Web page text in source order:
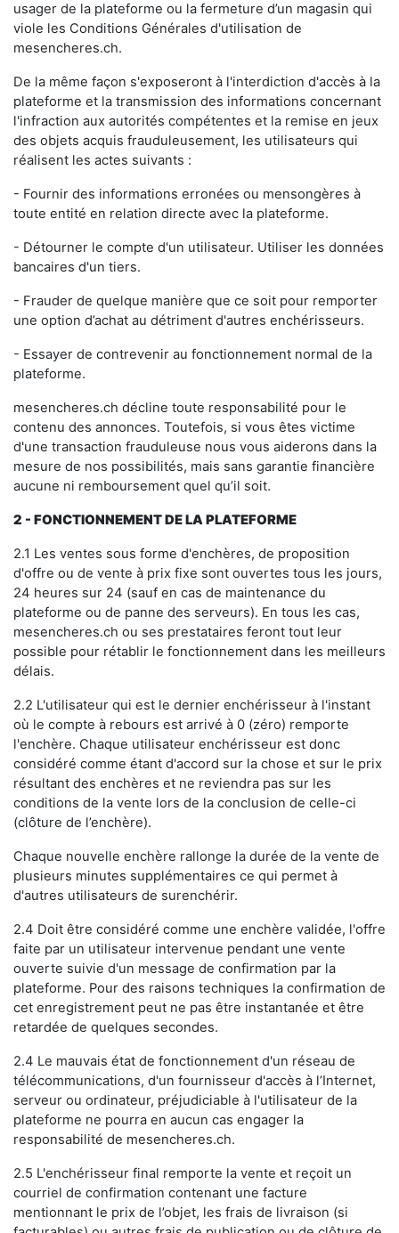
usager de la plateforme ou la fermeture d’un magasin qui
viole les Conditions Générales d'utilisation de
mesencheres.ch.
De la même façon s'exposeront à l'interdiction d'accès à la
plateforme et la transmission des informations concernant
l'infraction aux autorités compétentes et la remise en jeux
des objets acquis frauduleusement, les utilisateurs qui
réalisent les actes suivants :
- Fournir des informations erronées ou mensongères à
toute entité en relation directe avec la plateforme.
- Détourner le compte d'un utilisateur. Utiliser les données
bancaires d'un tiers.
- Frauder de quelque manière que ce soit pour remporter
une option d’achat au détriment d'autres enchérisseurs.
- Essayer de contrevenir au fonctionnement normal de la
plateforme.
mesencheres.ch décline toute responsabilité pour le
contenu des annonces. Toutefois, si vous êtes victime
d'une transaction frauduleuse nous vous aiderons dans la
mesure de nos possibilités, mais sans garantie financière
aucune ni remboursement quel qu’il soit.
2 - FONCTIONNEMENT DE LA PLATEFORME
2.1 Les ventes sous forme d'enchères, de proposition
d'offre ou de vente à prix fixe sont ouvertes tous les jours,
24 heures sur 24 (sauf en cas de maintenance du
plateforme ou de panne des serveurs). En tous les cas,
mesencheres.ch ou ses prestataires feront tout leur
possible pour rétablir le fonctionnement dans les meilleurs
délais.
2.2 L'utilisateur qui est le dernier enchérisseur à l'instant
où le compte à rebours est arrivé à 0 (zéro) remporte
l'enchère. Chaque utilisateur enchérisseur est donc
considéré comme étant d'accord sur la chose et sur le prix
résultant des enchères et ne reviendra pas sur les
conditions de la vente lors de la conclusion de celle-ci
(clôture de l’enchère).
Chaque nouvelle enchère rallonge la durée de la vente de
plusieurs minutes supplémentaires ce qui permet à
d'autres utilisateurs de surenchérir.
2.4 Doit être considéré comme une enchère validée, l'offre
faite par un utilisateur intervenue pendant une vente
ouverte suivie d'un message de confirmation par la
plateforme. Pour des raisons techniques la confirmation de
cet enregistrement peut ne pas être instantanée et être
retardée de quelques secondes.
2.4 Le mauvais état de fonctionnement d'un réseau de
télécommunications, d'un fournisseur d'accès à l’Internet,
serveur ou ordinateur, préjudiciable à l'utilisateur de la
plateforme ne pourra en aucun cas engager la
responsabilité de mesencheres.ch.
2.5 L'enchérisseur final remporte la vente et reçoit un
courriel de confirmation contenant une facture
mentionnant le prix de l’objet, les frais de livraison (si